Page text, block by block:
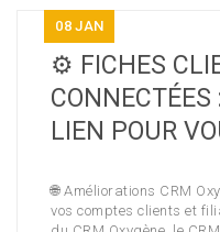
08 JAN
⚙️ FICHES
CONNECTÉES
LIEN POUR
🌐 Améliorations CRM
vos comptes clients et